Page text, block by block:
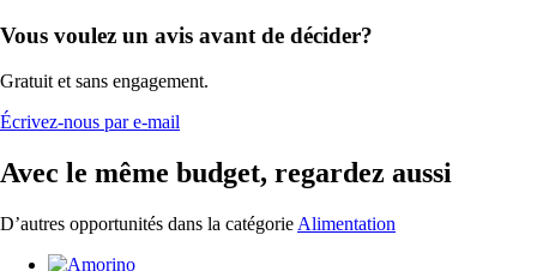
Vous voulez un avis avant de décider?
Gratuit et sans engagement.
Écrivez-nous par e-mail
Avec le même budget, regardez aussi
D’autres opportunités dans la catégorie Alimentation